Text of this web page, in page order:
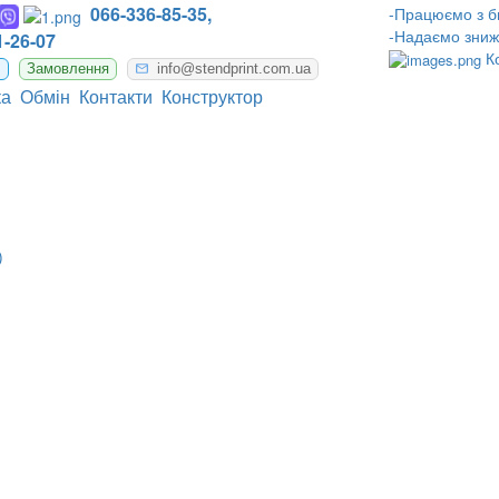
066-336-85-35,
26-07
Замовлення info@stendprint.com.ua
Обмін Контакти Конструктор
-Працюємо з
-Надаємо